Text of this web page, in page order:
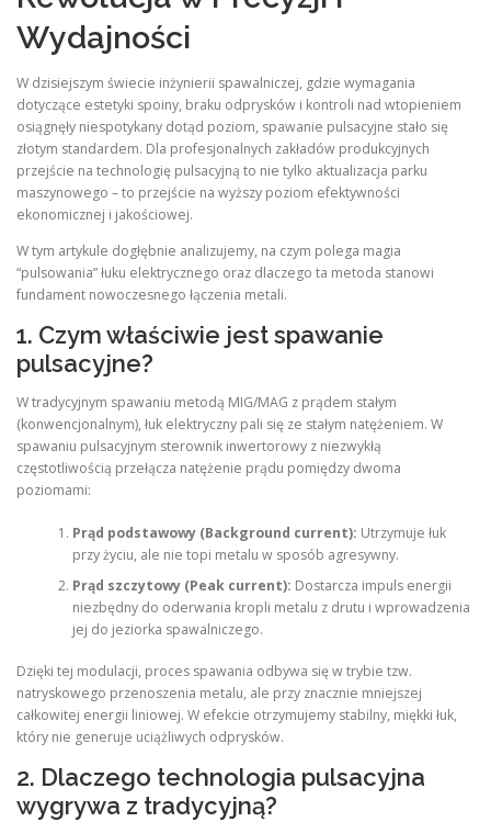
Wydajności
W dzisiejszym świecie inżynierii spawalniczej, gdzie wymagania
dotyczące estetyki spoiny, braku odprysków i kontroli nad wtopieniem
osiągnęły niespotykany dotąd poziom, spawanie pulsacyjne stało się
złotym standardem. Dla profesjonalnych zakładów produkcyjnych
przejście na technologię pulsacyjną to nie tylko aktualizacja parku
maszynowego – to przejście na wyższy poziom efektywności
ekonomicznej i jakościowej.
W tym artykule dogłębnie analizujemy, na czym polega magia
“pulsowania” łuku elektrycznego oraz dlaczego ta metoda stanowi
fundament nowoczesnego łączenia metali.
1. Czym właściwie jest spawanie
pulsacyjne?
W tradycyjnym spawaniu metodą MIG/MAG z prądem stałym
(konwencjonalnym), łuk elektryczny pali się ze stałym natężeniem. W
spawaniu pulsacyjnym sterownik inwertorowy z niezwykłą
częstotliwością przełącza natężenie prądu pomiędzy dwoma
poziomami:
Prąd podstawowy (Background current): Utrzymuje łuk
przy życiu, ale nie topi metalu w sposób agresywny.
Prąd szczytowy (Peak current): Dostarcza impuls energii
niezbędny do oderwania kropli metalu z drutu i wprowadzenia
jej do jeziorka spawalniczego.
Dzięki tej modulacji, proces spawania odbywa się w trybie tzw.
natryskowego przenoszenia metalu, ale przy znacznie mniejszej
całkowitej energii liniowej. W efekcie otrzymujemy stabilny, miękki łuk,
który nie generuje uciążliwych odprysków.
2. Dlaczego technologia pulsacyjna
wygrywa z tradycyjną?